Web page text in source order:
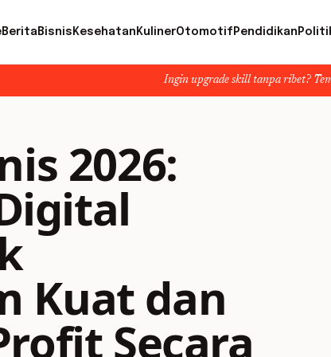
Berita Bisnis Kesehatan KulinerOtomotif Pendidikan
Ingin upgrade skill tanpa ribet? Temukan kelas
2026:
Kuat dan
Secara